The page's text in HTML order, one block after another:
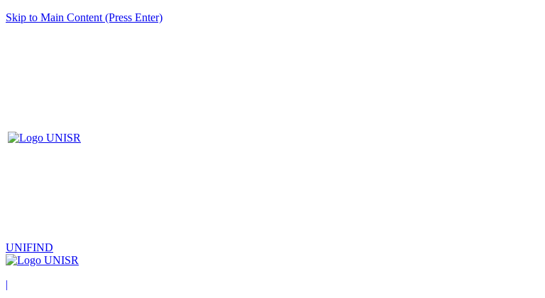
Skip to Main Content (Press Enter)
UNIFIND
|